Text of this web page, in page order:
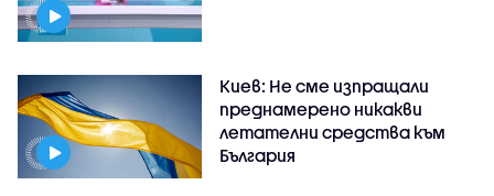
Киев: Не сме изпращали
преднамерено никакви
летателни средства към
България